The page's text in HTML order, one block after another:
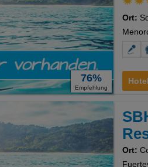
76%
Empfehlung
Ort:
Ort: